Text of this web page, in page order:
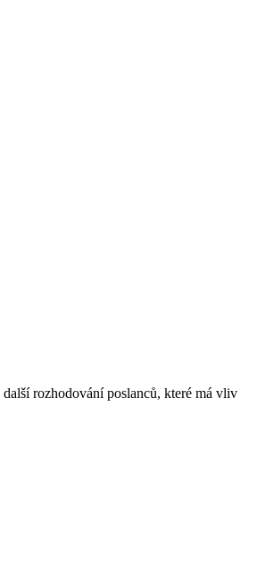
rozhodování poslanců, které má vliv